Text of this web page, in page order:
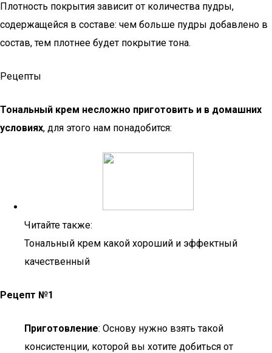
Плотность покрытия зависит от количества пудры,
содержащейся в составе: чем больше пудры добавлено в
состав, тем плотнее будет покрытие тона.
Рецепты
Тональный крем несложно приготовить и в домашних
условиях, для этого нам понадобится:
Читайте также:
Тональный крем какой хороший и эффектный
качественный
Рецепт №1
Приготовление: Основу нужно взять такой
консистенции, которой вы хотите добиться от